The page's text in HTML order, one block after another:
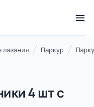
лазания Паркур
4 шт с